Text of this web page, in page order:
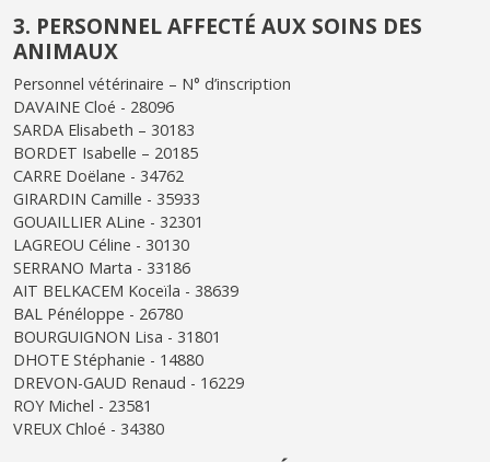
3. PERSONNEL AFFECTÉ AUX SOINS DES
ANIMAUX
Personnel vétérinaire – N° d’inscription
DAVAINE Cloé - 28096
SARDA Elisabeth – 30183
BORDET Isabelle – 20185
CARRE Doëlane - 34762
GIRARDIN Camille - 35933
GOUAILLIER ALine - 32301
LAGREOU Céline - 30130
SERRANO Marta - 33186
AIT BELKACEM Koceïla - 38639
BAL Pénéloppe - 26780
BOURGUIGNON Lisa - 31801
DHOTE Stéphanie - 14880
DREVON-GAUD Renaud - 16229
ROY Michel - 23581
VREUX Chloé - 34380